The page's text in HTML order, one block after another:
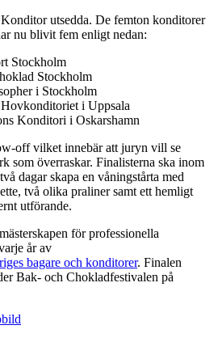
utsedda. De femton konditorer
nu blivit fem enligt nedan:
Stockholm
Stockholm
i Stockholm
i Uppsala
Konditori i Oskarshamn
off vilket innebär att juryn vill se
som överraskar. Finalisterna ska inom
dagar skapa en våningstårta med
två olika praliner samt ett hemligt
utförande.
för professionella
år av
bagare och konditorer. Finalen
Bak- och Chokladfestivalen på